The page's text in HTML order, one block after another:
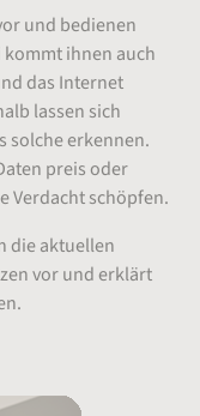
und bedienen
ihnen auch
das Internet
lassen sich
solche erkennen.
preis oder
Verdacht schöpfen.
die aktuellen
vor und erklärt